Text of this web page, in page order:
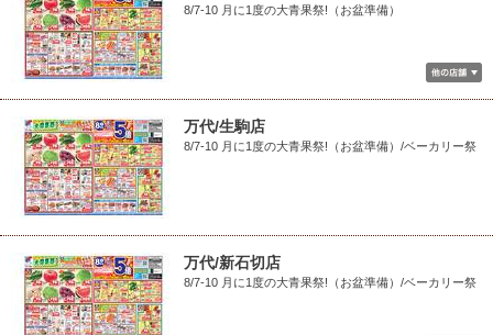
8/7-10 月に1度の大青果祭!（お盆準備）
万代/生駒店
8/7-10 月に1度の大青果祭!（お盆準備）/ベーカリー祭
万代/新石切店
8/7-10 月に1度の大青果祭!（お盆準備）/ベーカリー祭